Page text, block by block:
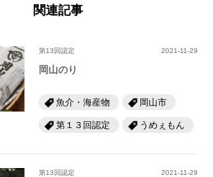
関連記事
第13回認定 2021-11-29
岡山のり
魚介・海産物 岡山市
第１３回認定 うめぇもん
第13回認定 2021-11-29